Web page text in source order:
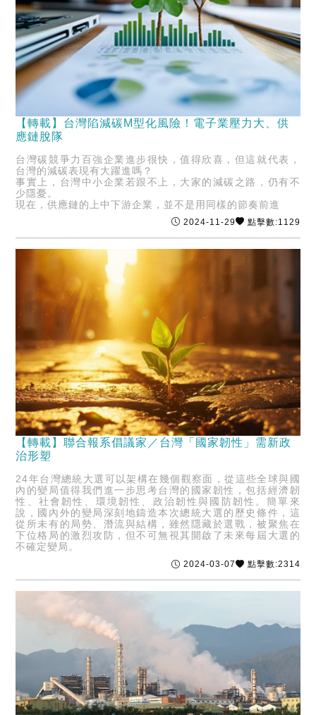
【轉載】台灣陷減碳M型化風險！電子業壓力大、供
應鏈脫隊
台灣碳競爭力百強企業進步很快，值得欣喜，但這就代表，
台灣的減碳表現有大躍進嗎？
事實上，台灣中小企業若跟不上，大家的減碳之路，仍有不
少隱憂。
現在，供應鏈的上中下游企業，並不是用同樣的節奏前進
2024-11-29 點擊數:1129
【轉載】聯合報系倡議家／台灣「國家韌性」需新政
治形塑
24年台灣總統大選可以架構在幾個觀察面，從這些全球與國
內的變局值得我們進一步思考台灣的國家韌性，包括經濟韌
性、社會韌性、環境韌性、政治韌性與國防韌性。簡單來
說，國內外的變局深刻地鑄造本次總統大選的歷史條件，這
從所未有的局勢、潛流與結構，雖然隱藏於選戰，被聚焦在
下位格局的激烈攻防，但不可無視其開啟了未來每屆大選的
不確定變局。
2024-03-07 點擊數:2314